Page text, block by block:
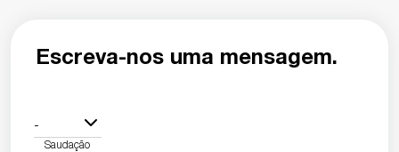
Escreva-nos uma mensagem.
-
Saudação